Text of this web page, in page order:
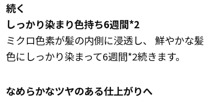
続く
しっかり染まり色持ち6週間*2
ミクロ色素が髪の内側に浸透し、 鮮やかな髪
色にしっかり染まって6週間*2続きます。
なめらかなツヤのある仕上がりへ